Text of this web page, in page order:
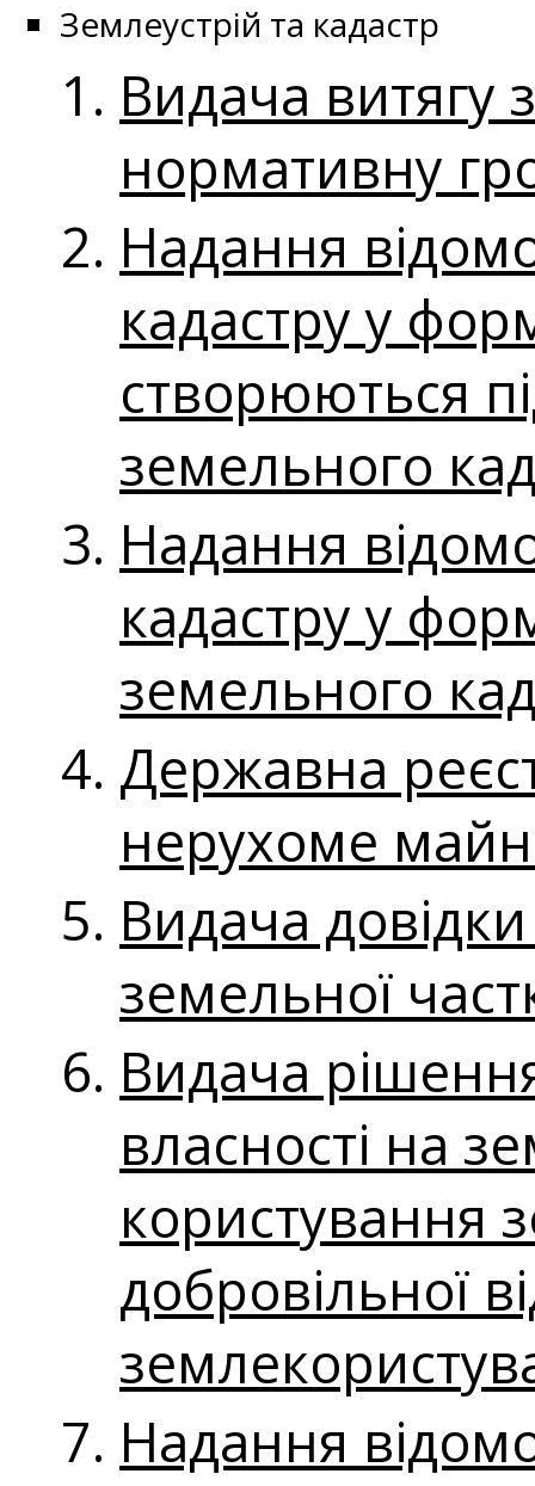
Землеустрій та кадастр
Видача витягу
нормативну
Надання
кадастру у
створюються
земельного
Надання
кадастру у
земельного
Державна
нерухоме
Видача
земельної
Видача
власності на
користування
добровільної
Надання